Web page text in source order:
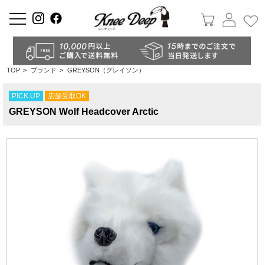
a
TOP > ブランド > GREYSON（グレイソン）
PICK UP 店舗受取OK
GREYSON Wolf Headcover Arctic